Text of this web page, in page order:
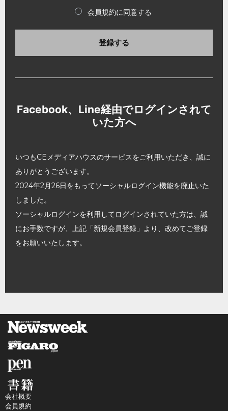
会員規約に同意する
登録する
Facebook、Line経由でログインされて
いた方へ
いつもCEメディアハウスのサービスをご利用いただき、誠に
ありがとうございます。
2024年2月26日をもってソーシャルログイン機能を廃止いた
しました。
ソーシャルログインを利用してログインされていた方は、誠
にお手数ですが、上記「新規会員登録」より、改めてご登録
をお願いいたします。
会社概要
会員規約